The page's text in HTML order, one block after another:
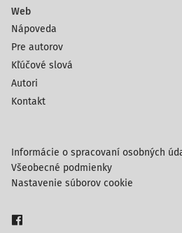
Web
Nápoveda
Pre autorov
Kľúčové slová
Autori
Kontakt
Informácie o spracovaní osobných
Všeobecné podmienky
Nastavenie súborov cookie